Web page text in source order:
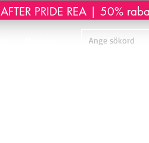
AFTER PRIDE REA | 50%